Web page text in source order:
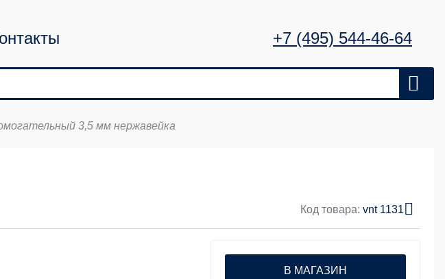
+7 (495) 544-46-64
3,5 мм нержавейка
Код товара: vnt 1131
В МАГАЗИН